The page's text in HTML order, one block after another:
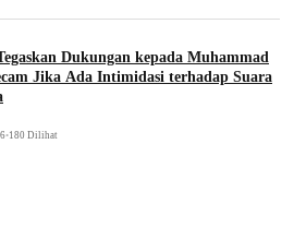
Dukungan kepada Muhammad
Jika Ada Intimidasi terhadap Suara
•180 Dilihat